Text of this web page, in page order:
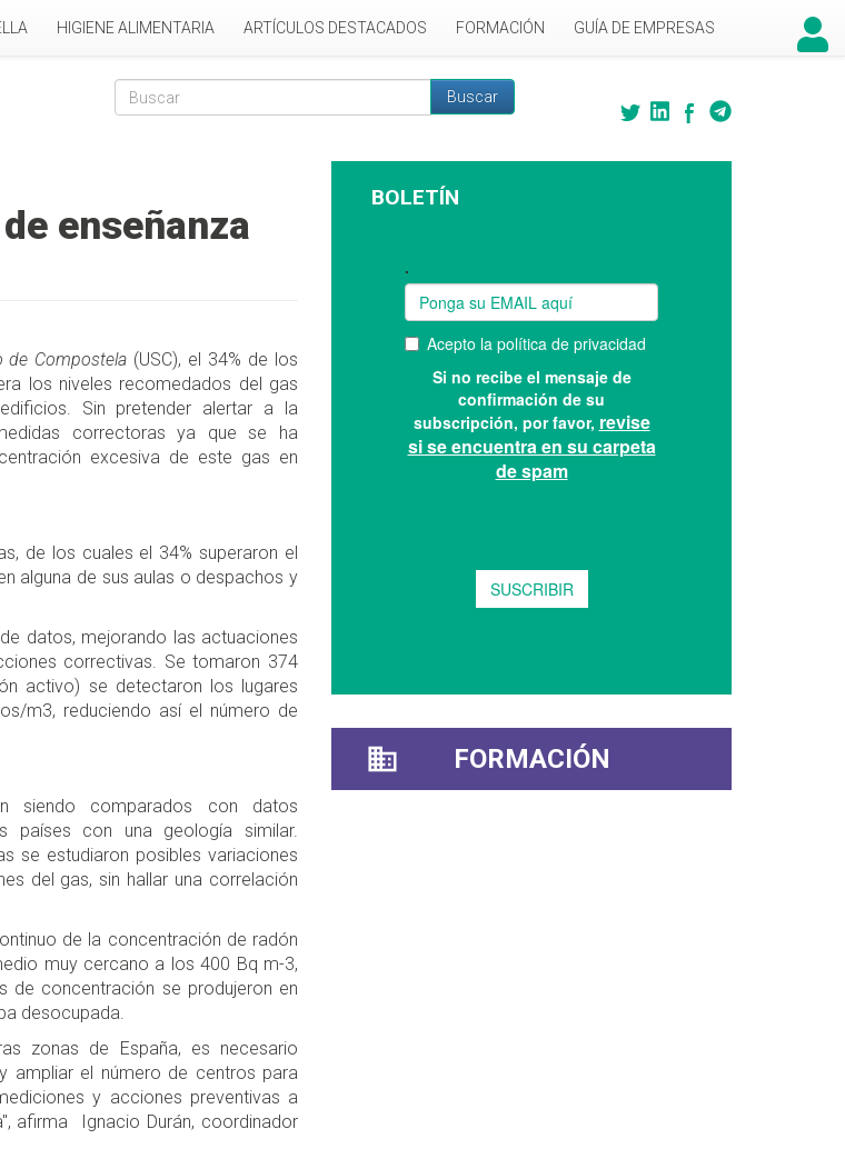
HIGIENE ALIMENTARIA ARTÍCULOS DESTACADOS FORMACIÓN GUÍA DE EMPRESAS
Formulario de búsqueda
Buscar
enseñanza
de Compostela (USC), el 34% de los
los niveles recomedados del gas
Sin pretender alertar a la
correctoras ya que se ha
excesiva de este gas en
de los cuales el 34% superaron el
alguna de sus aulas o despachos y
datos, mejorando las actuaciones
correctivas. Se tomaron 374
activo) se detectaron los lugares
m3, reduciendo así el número de
siendo comparados con datos
países con una geología similar.
se estudiaron posibles variaciones
del gas, sin hallar una correlación
de la concentración de radón
muy cercano a los 400 Bq m-3,
de concentración se produjeron en
desocupada.
zonas de España, es necesario
ampliar el número de centros para
y acciones preventivas a
afirma Ignacio Durán, coordinador
BOLETÍN
FORMACIÓN